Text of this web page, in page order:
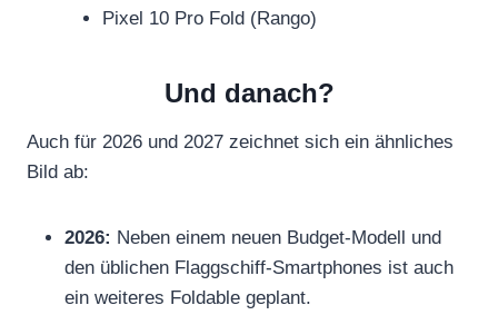
Pixel 10 Pro Fold (Rango)
Und danach?
Auch für 2026 und 2027 zeichnet sich ein ähnliches
Bild ab:
2026: Neben einem neuen Budget-Modell und
den üblichen Flaggschiff-Smartphones ist auch
ein weiteres Foldable geplant.